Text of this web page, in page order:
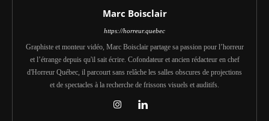
Marc Boisclair
https://horreur.quebec
Graphiste et monteur vidéo, Marc Boisclair partage sa passion pour l’horreur
et l’étrange depuis qu'il sait écrire. Cofondateur et ancien rédacteur en chef
d'Horreur Québec, il parcourt sans relâche les salles obscures de projections
et de spectacles à la recherche de frissons visuels et auditifs.